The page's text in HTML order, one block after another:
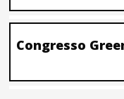
Congresso